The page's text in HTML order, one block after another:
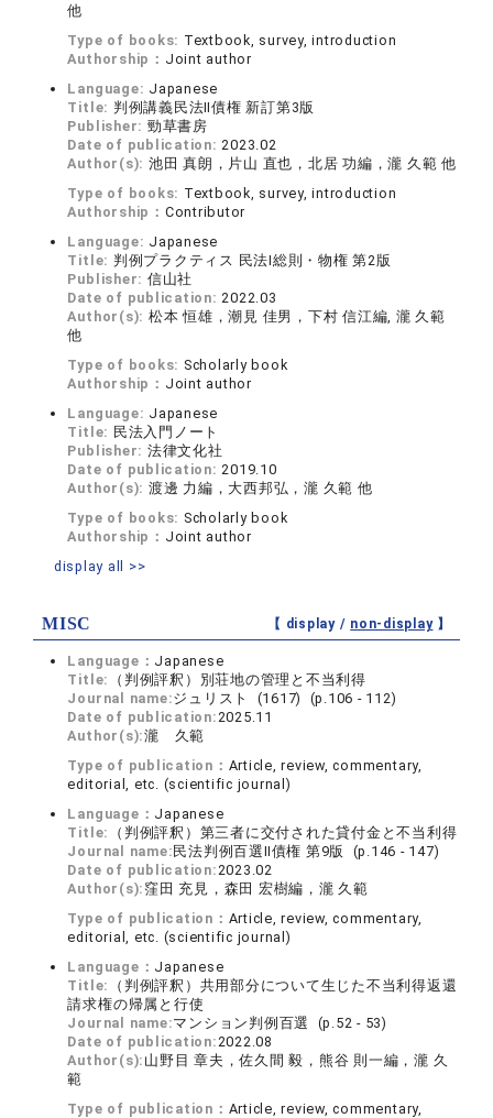
他
Type of books: Textbook, survey, introduction
Authorship： Joint author
Language: Japanese
Title: 判例講義民法Ⅱ債権 新訂第3版
Publisher: 勁草書房
Date of publication:2023.02
Author(s): 池田 真朗，片山 直也，北居 功編，瀧 久範 他
Type of books: Textbook, survey, introduction
Authorship： Contributor
Language: Japanese
Title: 判例プラクティス 民法Ⅰ総則・物権 第2版
Publisher: 信山社
Date of publication:2022.03
Author(s): 松本 恒雄，潮見 佳男，下村 信江編, 瀧 久範
他
Type of books: Scholarly book
Authorship： Joint author
Language: Japanese
Title: 民法入門ノート
Publisher: 法律文化社
Date of publication:2019.10
Author(s): 渡邊 力編，大西邦弘，瀧 久範 他
Type of books: Scholarly book
Authorship： Joint author
display all >>
MISC 【 display / non-display】
Language： Japanese
Title:
（判例評釈）別荘地の管理と不当利得
Journal name:ジュリスト (1617) (p.106 - 112)
Date of publication:2025.11
Author(s):瀧 久範
Type of publication： Article, review, commentary,
editorial, etc. (scientific journal)
Language： Japanese
Title:
（判例評釈）第三者に交付された貸付金と不当利得
Journal name: 民法判例百選Ⅱ債権 第9版 (p.146 - 147)
Date of publication:2023.02
Author(s):窪田 充見，森田 宏樹編，瀧 久範
Type of publication： Article, review, commentary,
editorial, etc. (scientific journal)
Language： Japanese
Title:
（判例評釈）共用部分について生じた不当利得返還
請求権の帰属と行使
Journal name:マンション判例百選 (p.52 - 53)
Date of publication:2022.08
Author(s): 山野目 章夫，佐久間 毅，熊谷 則一編，瀧 久
範
Type of publication： Article, review, commentary,